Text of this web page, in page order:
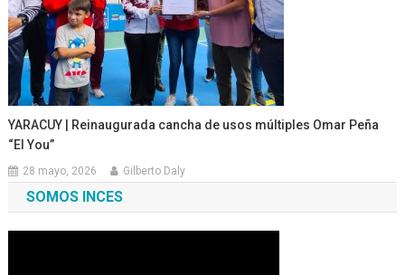
YARACUY | Reinaugurada cancha de usos múltiples Omar Peña
“El You”
28 mayo, 2026 Gilberto Daly
SOMOS INCES